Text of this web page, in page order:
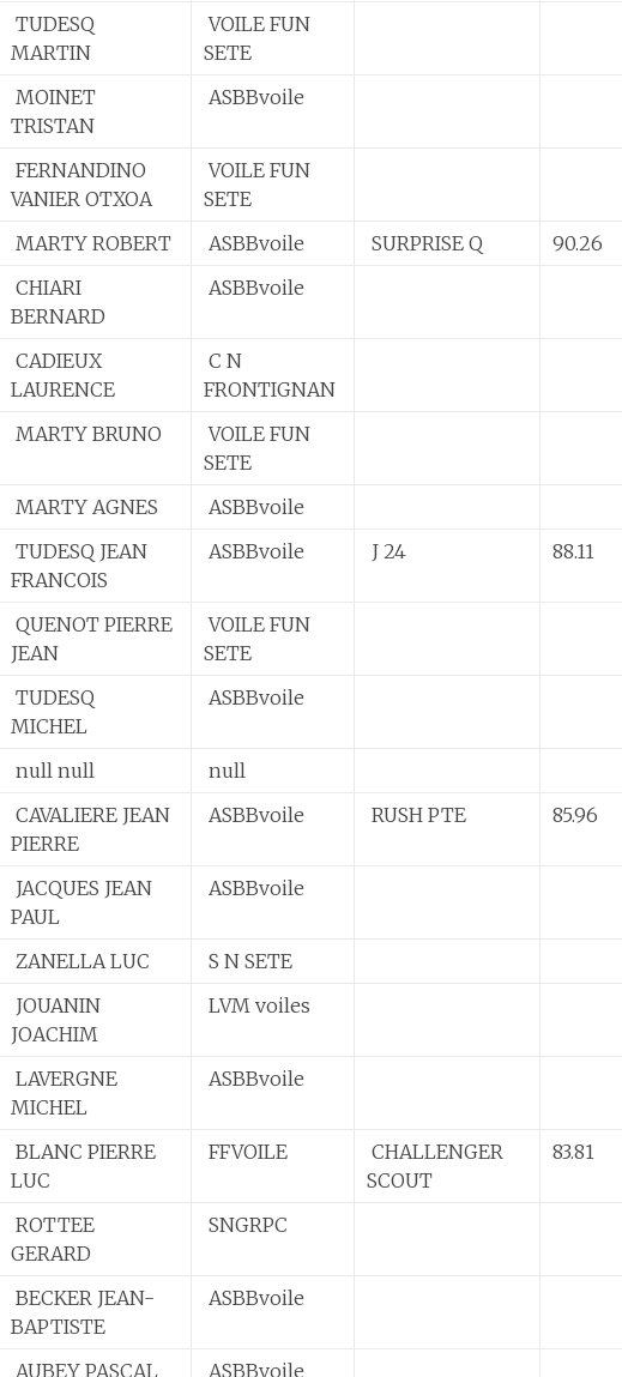
TUDESQ
MARTIN
VOILE FUN
SETE
MOINET
TRISTAN
ASBBvoile
FERNANDINO
VANIER OTXOA
VOILE FUN
SETE
MARTY ROBERT ASBBvoile SURPRISE Q
90.26
CHIARI
BERNARD
ASBBvoile
CADIEUX
LAURENCE
C N
FRONTIGNAN
MARTY BRUNO
VOILE FUN
SETE
MARTY AGNES
ASBBvoile
TUDESQ JEAN
FRANCOIS
ASBBvoile J 24 88.11
QUENOT PIERRE
JEAN
VOILE FUN
SETE
TUDESQ
MICHEL
ASBBvoile
null null
null
CAVALIERE JEAN
PIERRE
ASBBvoile RUSH PTE 85.96
JACQUES JEAN
PAUL
ASBBvoile
ZANELLA LUC
S N SETE
JOUANIN
JOACHIM
LVM voiles
LAVERGNE
MICHEL
ASBBvoile
BLANC PIERRE
LUC
FFVOILE
CHALLENGER
SCOUT
83.81
ROTTEE
GERARD
SNGRPC
BECKER JEAN-
BAPTISTE
ASBBvoile
AUBEY PASCAL
ASBBvoile